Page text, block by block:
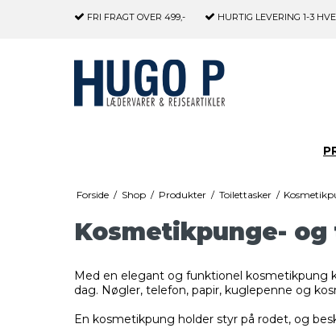
FRI FRAGT OVER 499,- HURTIG LEVERING 1-3
Forside / Shop / Produkter / Toilettasker /
Kosmetikpunge- og
Med en elegant og funktionel kosmetikpung
dag. Nøgler, telefon, papir, kuglepenne og
En kosmetikpung holder styr på rodet, og